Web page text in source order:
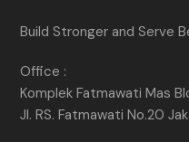
Build Stronger and Serve
Office :
Komplek Fatmawati Mas
Jl. RS. Fatmawati No.20